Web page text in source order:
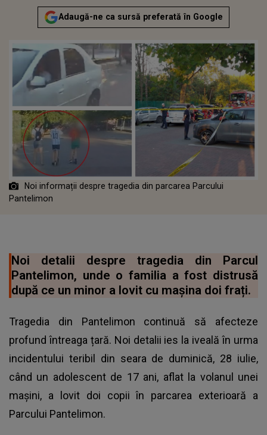
Adaugă-ne ca sursă preferată în Google
Noi informații despre tragedia din parcarea Parcului
Pantelimon
Noi detalii despre tragedia din Parcul
Pantelimon, unde o familia a fost distrusă
după ce un minor a lovit cu mașina doi frați.
Tragedia din Pantelimon continuă să afecteze
profund întreaga țară. Noi detalii ies la iveală în urma
incidentului teribil din seara de duminică, 28 iulie,
când un adolescent de 17 ani, aflat la volanul unei
mașini, a lovit doi copii în parcarea exterioară a
Parcului Pantelimon.